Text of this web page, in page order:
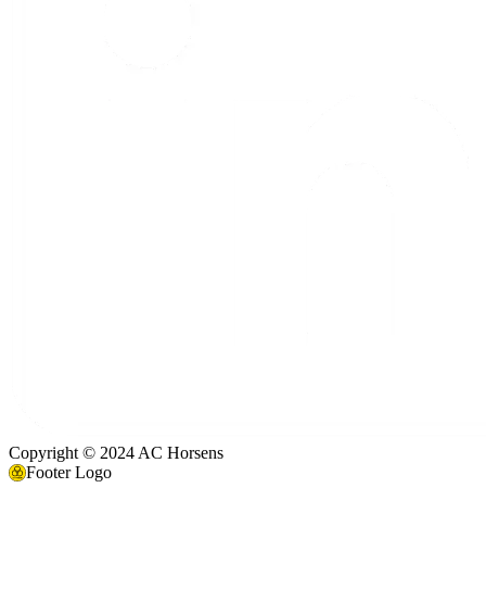
Copyright © 2024 AC Horsens
Footer Logo